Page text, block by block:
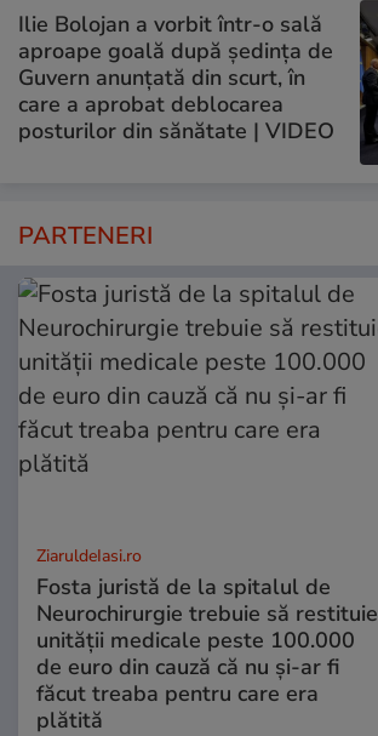
Ilie Bolojan a vorbit într-o sală
aproape goală după ședința de
Guvern anunțată din scurt, în
care a aprobat deblocarea
posturilor din sănătate | VIDEO
PARTENERI
ZiaruldeIasi.ro
Fosta juristă de la spitalul de
Neurochirurgie trebuie să restituie
unității medicale peste 100.000
de euro din cauză că nu și-ar fi
făcut treaba pentru care era
plătită